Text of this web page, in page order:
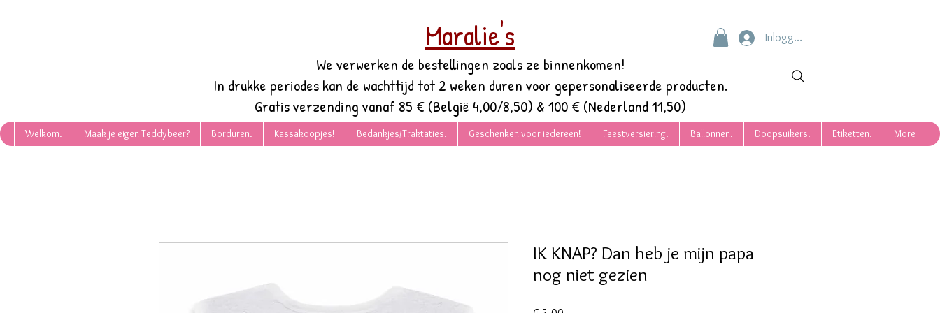
Inloggen
Maralie's
We verwerken de bestellingen zoals ze binnenkomen!
In drukke periodes kan de wachttijd tot 2 weken duren voor gepersonaliseerde producten.
Gratis verzending vanaf 85 € (België 4,00/8,50) & 100 € (Nederland 11,50)
Welkom. Maak je eigen Teddybeer? Borduren. Kassakoopjes! Bedankjes/Traktaties. Geschenken voor iedereen! Feestversiering. Ballonnen. Doopsuikers. Etiketten. More
IK KNAP? Dan heb je mijn papa
nog niet gezien